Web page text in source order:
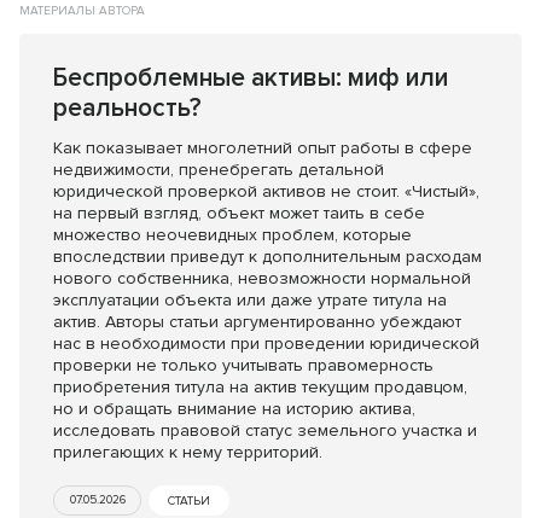
МАТЕРИАЛЫ АВТОРА
Беспроблемные активы: миф или
реальность?
Как показывает многолетний опыт работы в сфере
недвижимости, пренебрегать детальной
юридической проверкой активов не стоит. «Чистый»,
на первый взгляд, объект может таить в себе
множество неочевидных проблем, которые
впоследствии приведут к дополнительным расходам
нового собственника, невозможности нормальной
эксплуатации объекта или даже утрате титула на
актив. Авторы статьи аргументированно убеждают
нас в необходимости при проведении юридической
проверки не только учитывать правомерность
приобретения титула на актив текущим продавцом,
но и обращать внимание на историю актива,
исследовать правовой статус земельного участка и
прилегающих к нему территорий.
07.05.2026 СТАТЬИ